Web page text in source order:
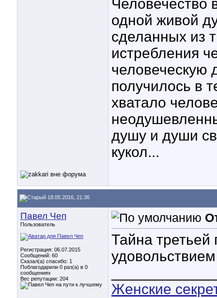
Человечество
одной живой
сделанных из
истребления
человеческую
получилось в
хватало
душу и души
кукол...
18.05.2016, 21:36
Павел Чеп
Пользователь
Регистрация: 06.07.2015
Сообщений: 60
Сказал(а) спасибо: 1
Поблагодарили 0 раз(а) в 0
сообщениях
Вес репутации: 204
Тайна третьей
удовольствием
Женские